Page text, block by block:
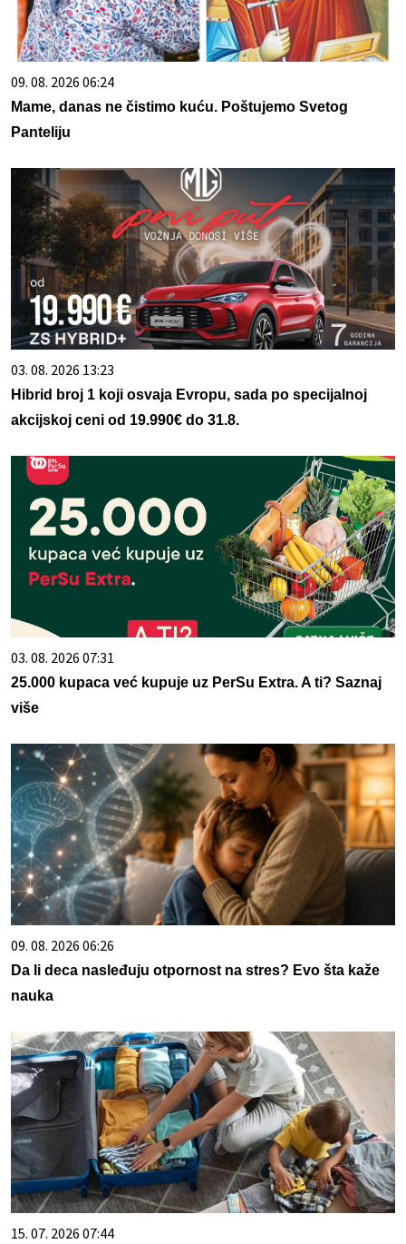
09. 08. 2026 06:24
Mame, danas ne čistimo kuću. Poštujemo Svetog
Panteliju
03. 08. 2026 13:23
Hibrid broj 1 koji osvaja Evropu, sada po specijalnoj
akcijskoj ceni od 19.990€ do 31.8.
03. 08. 2026 07:31
25.000 kupaca već kupuje uz PerSu Extra. A ti? Saznaj
više
09. 08. 2026 06:26
Da li deca nasleđuju otpornost na stres? Evo šta kaže
nauka
15. 07. 2026 07:44